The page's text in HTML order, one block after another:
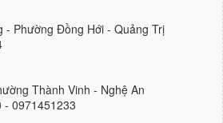
- Phường Đồng Hới - Quảng Trị
Thành Vinh - Nghệ An
- 0971451233